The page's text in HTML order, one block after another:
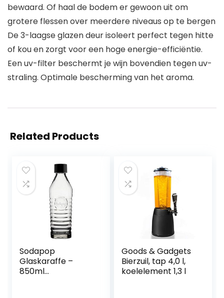
bewaard. Of haal de bodem er gewoon uit om
grotere flessen over meerdere niveaus op te bergen
De 3-laagse glazen deur isoleert perfect tegen hitte
of kou en zorgt voor een hoge energie-efficiëntie.
Een uv-filter beschermt je wijn bovendien tegen uv-
straling. Optimale bescherming van het aroma.
Related Products
Sodapop
Glaskaraffe –
850ml
Goods & Gadgets
Bierzuil, tap 4,0 l,
koelelement 1,3 l